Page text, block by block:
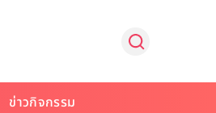
ข่าวกิจกรรม